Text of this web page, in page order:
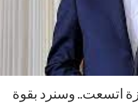
اتسعت.. وسنرد بقوة